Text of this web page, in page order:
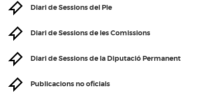
Diari de Sessions del Ple
Diari de Sessions de les Comissions
Diari de Sessions de la Diputació Permanent
Publicacions no oficials